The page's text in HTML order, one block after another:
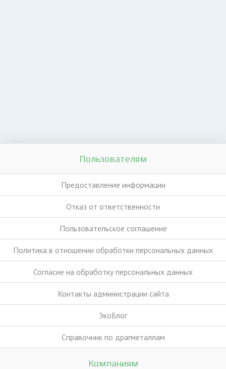
Пользователям
Предоставление информации
Отказ от ответственности
Пользовательское соглашение
Политика в отношении обработки персональных данных
Согласие на обработку персональных данных
Контакты администрации сайта
ЭкоБлог
Справочник по драгметаллам
Компаниям